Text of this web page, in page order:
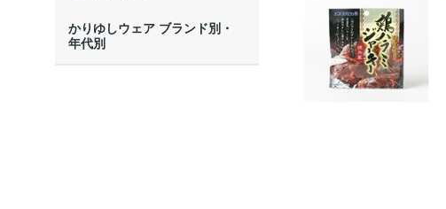
かりゆしウェア ブランド別・
年代別